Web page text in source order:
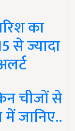
का
से ज्यादा
चीजों से
जानिए..